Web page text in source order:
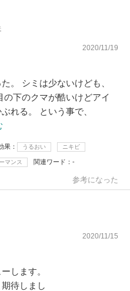
2020/11/19
。 シミは少ないけども、
下のクマが酷いけどアイ
れる。 という事で、
果 うるおい ニキビ
マンス 関連ワード -
参考になった
2020/11/15
します。
待しまし